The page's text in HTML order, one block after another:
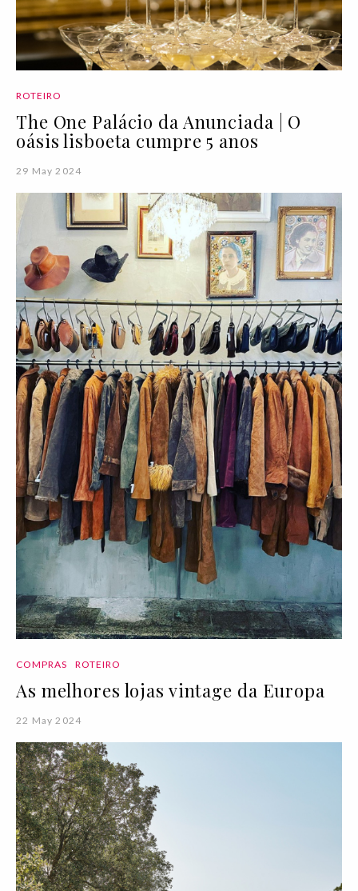
ROTEIRO
The One Palácio da Anunciada | O
oásis lisboeta cumpre 5 anos
29 May 2024
COMPRAS ROTEIRO
As melhores lojas vintage da Europa
22 May 2024